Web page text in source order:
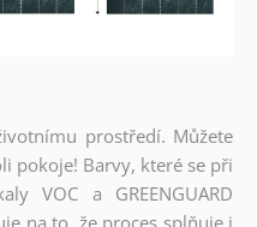
prostředí. Můžete
pokoje! Barvy, které se při
VOC a GREENGUARD